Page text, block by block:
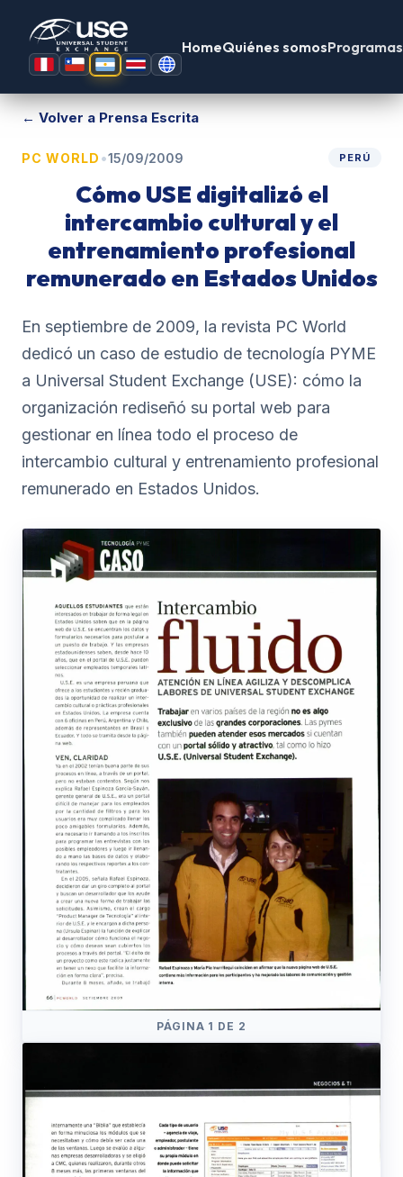
HomeQuiénes somosProgramas
← Volver a Prensa Escrita
PC WORLD •15/09/2009 PERÚ
Cómo USE digitalizó el
intercambio cultural y el
entrenamiento profesional
remunerado en Estados Unidos
En septiembre de 2009, la revista PC World
dedicó un caso de estudio de tecnología PYME
a Universal Student Exchange (USE): cómo la
organización rediseñó su portal web para
gestionar en línea todo el proceso de
intercambio cultural y entrenamiento profesional
remunerado en Estados Unidos.
PÁGINA 1 DE 2